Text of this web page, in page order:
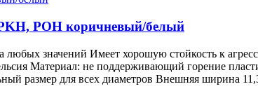
POH коричневый/белый
значений Имеет хорошую стойкость к
Материал: не поддерживающий горение
размер для всех диаметров Внешняя ширина